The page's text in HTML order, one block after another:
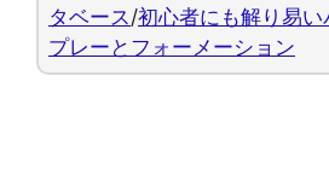
タベース /初心者にも解り易
プレーとフォーメーション